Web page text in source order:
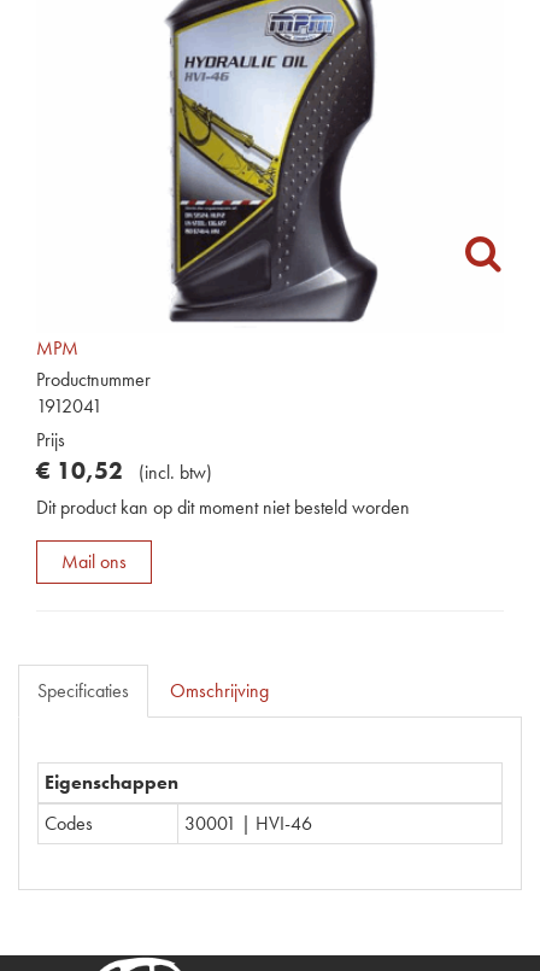
MPM
Productnummer
1912041
Prijs
€ 10,52 (incl. btw)
Dit product kan op dit moment niet besteld worden
Mail ons
Specificaties Omschrijving
Eigenschappen
Codes
30001 | HVI-46